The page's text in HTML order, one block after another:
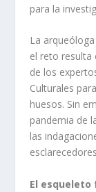
para la
La
el reto resulta
de los
Culturales
huesos. Sin
pandemia de
las
El esqueleto